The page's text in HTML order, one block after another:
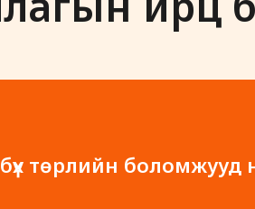
төрлийн боломжууд